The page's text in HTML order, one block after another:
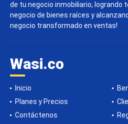
de tu negocio inmobiliario, logrando
negocio de bienes raíces y
negocio transformado en ventas!
Wasi.co
Inicio
Planes y Precios
Contáctenos